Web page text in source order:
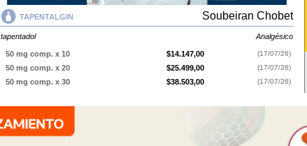
TAPENTALGIN Soubeiran Chobet
tapentadol Analgésico
50 mg comp. x 10 $14.147,00 (17/07/26)
50 mg comp. x 20 $25.499,00 (17/07/26)
50 mg comp. x 30 $38.503,00 (17/07/26)
TAPENTALGIN Analgésico
producido por
y cuenta con 3 presentaciones